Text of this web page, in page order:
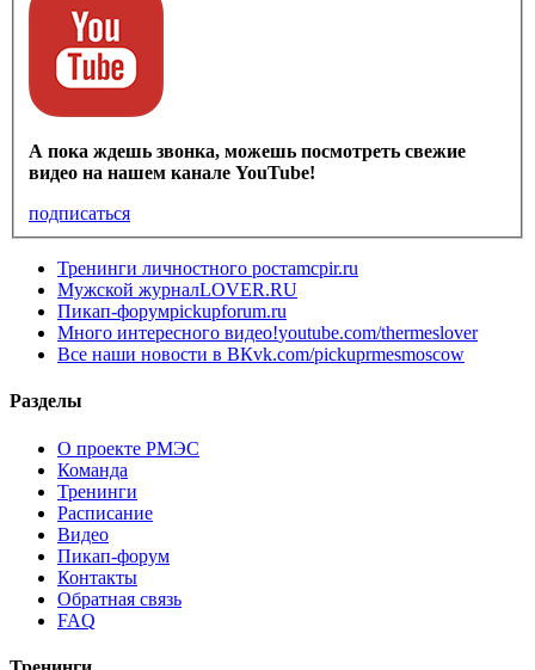
А пока ждешь звонка, можешь посмотреть свежие
видео на нашем канале YouTube!
подписаться
Тренинги личностного ростаmcpir.ru
Мужской журналLOVER.RU
Пикап-форумpickupforum.ru
Много интересного видео!youtube.com/thermeslover
Все наши новости в ВКvk.com/pickuprmesmoscow
Разделы
О проекте РМЭС
Команда
Тренинги
Расписание
Видео
Пикап-форум
Контакты
Обратная связь
FAQ